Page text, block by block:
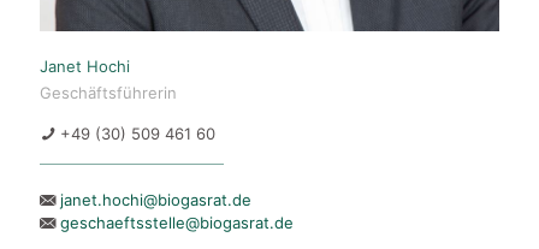
Janet Hochi
Geschäftsführerin
+49 (30) 509 461 60
janet.hochi@biogasrat.de
geschaeftsstelle@biogasrat.de